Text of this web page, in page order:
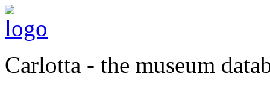
Carlotta - the museum